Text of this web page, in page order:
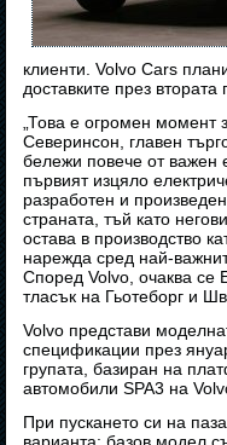
клиенти. Volvo Cars
доставките през
„Това е огромен момент
Северинсон, главен
бележи повече от важен
първият изцяло
разработен и
страната, тъй като
остава в производство
нарежда сред най-
Според Volvo, очаква се
тласък на Гьотеборг и
Volvo представи
спецификации през
групата, базиран на
автомобили SPA3 на
При пускането си на